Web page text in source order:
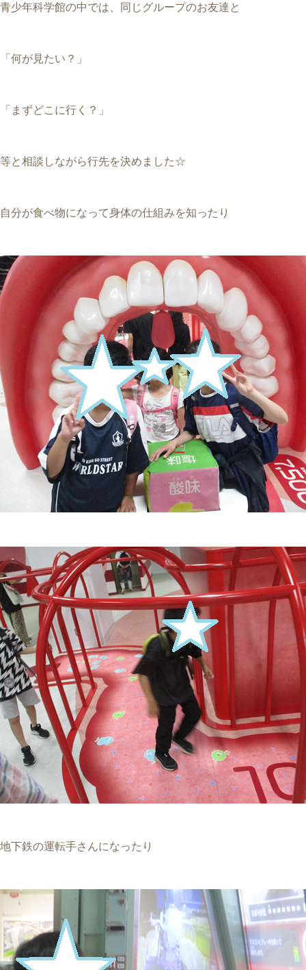
青少年科学館の中では、同じグループのお友達と
「何が見たい？」
「まずどこに行く？」
等と相談しながら行先を決めました☆
自分が食べ物になって身体の仕組みを知ったり
地下鉄の運転手さんになったり